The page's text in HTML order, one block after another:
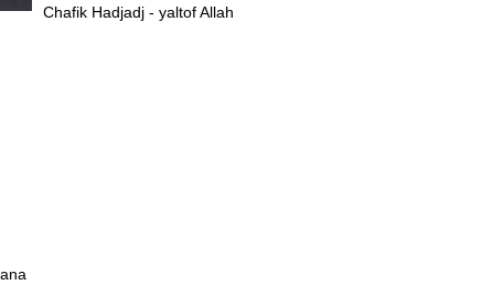
Chafik Hadjadj - yaltof Allah